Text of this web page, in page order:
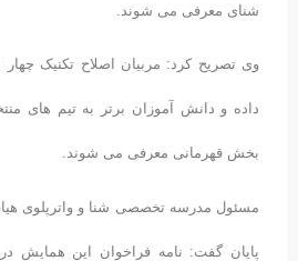
شنای معرفی می شوند.
وی تصریح کرد: مربیان اصلاح تکنیک چهار
داده و دانش آموزان برتر به تیم های
بخش قهرمانی معرفی می شوند.
مسئول مدرسه تخصصی شنا و واترپلوی
پایان گفت: نامه فراخوان این همایش